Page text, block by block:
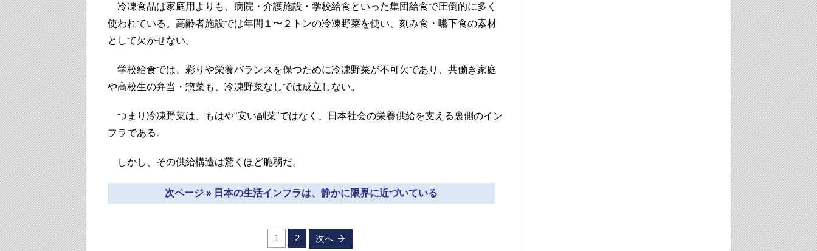
冷凍食品は家庭用よりも、病院・介護施設・学校給食といった集団給食で圧倒的に多く
使われている。高齢者施設では年間１〜２トンの冷凍野菜を使い、刻み食・嚥下食の素材
として欠かせない。
学校給食では、彩りや栄養バランスを保つために冷凍野菜が不可欠であり、共働き家庭
や高校生の弁当・惣菜も、冷凍野菜なしでは成立しない。
つまり冷凍野菜は、もはや“安い副菜”ではなく、日本社会の栄養供給を支える裏側のイン
フラである。
しかし、その供給構造は驚くほど脆弱だ。
次ページ » 日本の生活インフラは、静かに限界に近づいている
1 2 次へ